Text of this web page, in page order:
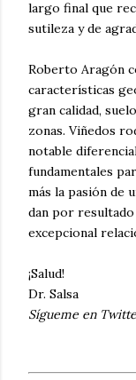
largo final que
sutileza y de
Roberto Aragón
características
gran calidad,
zonas. Viñedos
notable
fundamentales
más la pasión de
dan por
excepcional
¡Salud!
Dr. Salsa
Sígueme en